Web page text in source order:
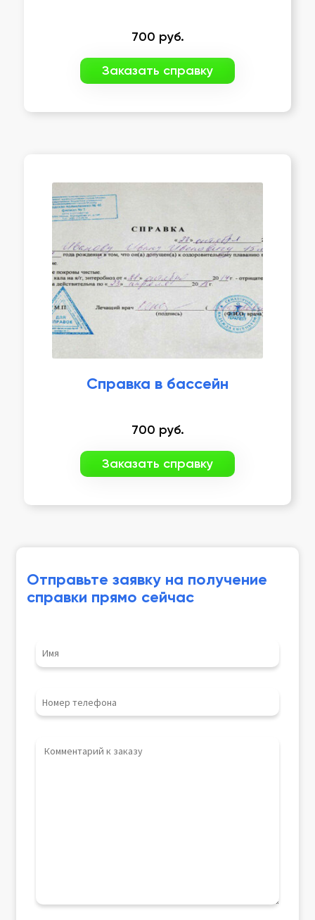
700 руб.
Заказать справку
Справка в бассейн
700 руб.
Заказать справку
Отправьте заявку на получение
справки прямо сейчас